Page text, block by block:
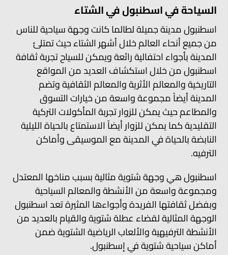
السياحة في اسطنبول في الشتاء
اسطنبول مدينة جميلة لطالما كانت وجهة سياحية للناس
من جميع أنحاء العالم خلال أشهر الشتاء حيث تمتلئ
المدينة بأجواء احتفالية رائعة ويمكن للسياح تجربة ثقافة
اسطنبول من خلال استكشاف العديد من المواقع
التاريخية والمعالم الأثرية والمعالم الثقافية وتضم
المدينة أيضاً مجموعة واسعة من خيارات التسوق
والمطاعم حيث يمكن للزوار تجربة المأكولات التركية
التقليدية كما يمكن للزوار أيضاً الاستمتاع بالحياة الليلية
النابضة بالحياة في المدينة مع الموسيقى وأماكن
الترفيه.
اسطنبول هي وجهة شتوية مثالية بسبب مناخها المعتدل
ومجموعة واسعة من الأنشطة والمعالم السياحية
وبفضل ثقافتها الفريدة وأجواءها المثيرة تعد اسطنبول
الوجهة المثالية لقضاء عطلة شتوية والقيام بالعديد من
الأنشطة الترفيهية والألعاب الرياضية الشتوية ضمن
أماكن سياحية شتوية في إسطنبول.